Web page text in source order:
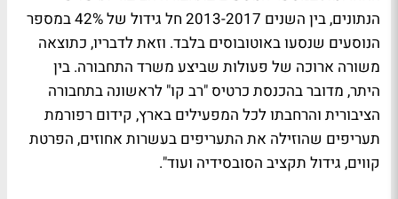
הנתונים, בין השנים 2013-2017 חל גידול של 42% במספר
הנוסעים שנסעו באוטובוסים בלבד. וזאת לדבריו, כתוצאה
משורה ארוכה של פעולות שביצע משרד התחבורה. בין
היתר, מדובר בהכנסת כרטיס "רב קו" לראשונה בתחבורה
הציבורית והרחבתו לכל המפעילים בארץ, קידום רפורמת
תעריפים שהוזילה את התעריפים בעשרות אחוזים, הפרטת
קווים, גידול תקציב הסובסידיה ועוד".